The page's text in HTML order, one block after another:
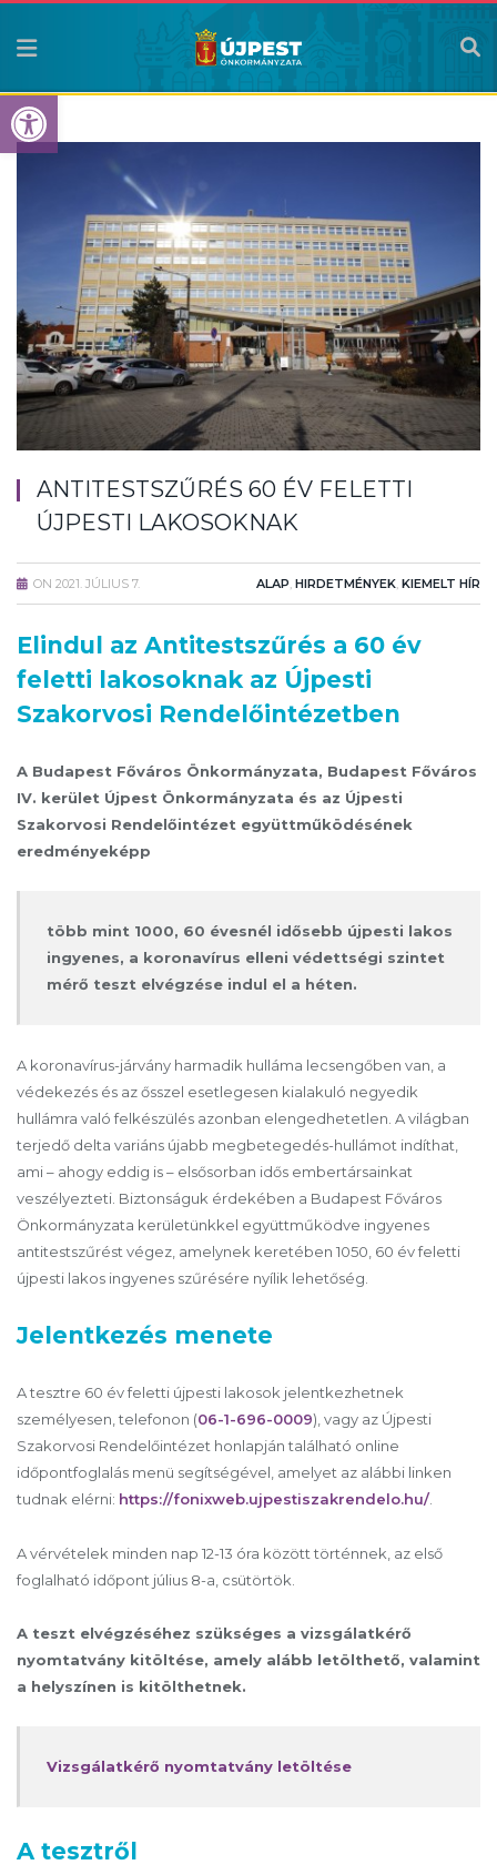
Eszköztár megnyitása
ANTITESTSZŰRÉS 60 ÉV FELETTI
ÚJPESTI LAKOSOKNAK
ON 2021. JÚLIUS 7. ALAP HIRDETMÉNYEK KIEMELT HÍR
Elindul az Antitestszűrés a 60 év
feletti lakosoknak az Újpesti
Szakorvosi Rendelőintézetben
A Budapest Főváros Önkormányzata, Budapest Főváros
IV. kerület Újpest Önkormányzata és az Újpesti
Szakorvosi Rendelőintézet együttműködésének
eredményeképp
több mint 1000, 60 évesnél idősebb újpesti lakos
ingyenes, a koronavírus elleni védettségi szintet
mérő teszt elvégzése indul el a héten.
A koronavírus-járvány harmadik hulláma lecsengőben van, a
védekezés és az ősszel esetlegesen kialakuló negyedik
hullámra való felkészülés azonban elengedhetetlen. A világban
terjedő delta variáns újabb megbetegedés-hullámot indíthat,
ami – ahogy eddig is – elsősorban idős embertársainkat
veszélyezteti. Biztonságuk érdekében a Budapest Főváros
Önkormányzata kerületünkkel együttműködve ingyenes
antitestszűrést végez, amelynek keretében 1050, 60 év feletti
újpesti lakos ingyenes szűrésére nyílik lehetőség.
Jelentkezés menete
A tesztre 60 év feletti újpesti lakosok jelentkezhetnek
személyesen, telefonon (06-1-696-0009), vagy az Újpesti
Szakorvosi Rendelőintézet honlapján található online
időpontfoglalás menü segítségével, amelyet az alábbi linken
tudnak elérni: https://fonixweb.ujpestiszakrendelo.hu/.
A vérvételek minden nap 12-13 óra között történnek, az első
foglalható időpont július 8-a, csütörtök.
A teszt elvégzéséhez szükséges a vizsgálatkérő
nyomtatvány kitöltése, amely alább letölthető, valamint
a helyszínen is kitölthetnek.
Vizsgálatkérő nyomtatvány letöltése
A tesztről